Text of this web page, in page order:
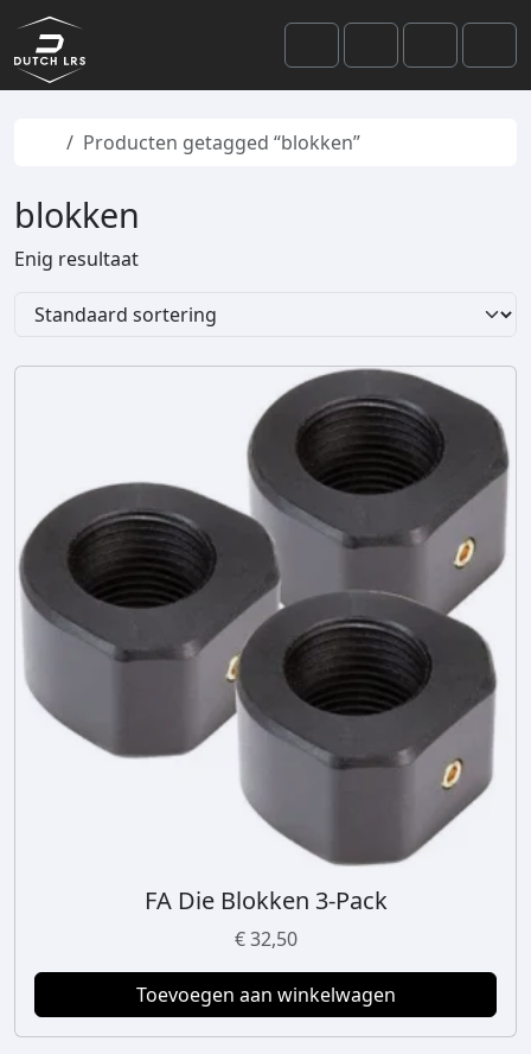
Skip to content
Skip to footer
SearchAccount
Cart
Home
Producten getagged “blokken”
blokken
Enig resultaat
FA Die Blokken 3-Pack
€32,50
Toevoegen aan winkelwagen